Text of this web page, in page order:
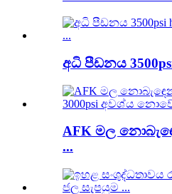
අධි පීඩනය
AFK මල
...